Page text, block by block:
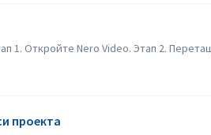
1. Откройте Nero Video. Этап 2.
проекта